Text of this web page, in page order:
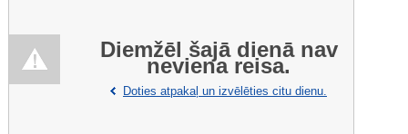
Diemžēl šajā dienā nav
neviena reisa.
Doties atpakaļ un izvēlēties citu dienu.